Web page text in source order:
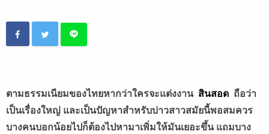
ตามธรรมเนียมของไทยหากว่าใครจะแต่งงาน สินสอด ถือว่า
เป็นเรื่องใหญ่ และเป็นปัญหาสำหรับบ่าวสาวสมัยนี้พอสมควร
บางคนบอกน้อยไปก็ต้องไปหามาเพิ่มให้มันเยอะขึ้น แถมบาง